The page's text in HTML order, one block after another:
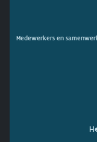
Medewerkers en